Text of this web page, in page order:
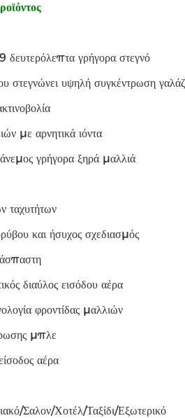
γρήγορα στεγνό
στεγνώνει υψηλή συγκέντρωση
με αρνητικά ιόντα
γρήγορα ξηρά μαλλιά
ταχυτήτων
και ήσυχος σχεδιασμός
διαύλος εισόδου αέρα
φροντίδας μαλλιών
μπλε
αέρα
Σαλον/Χοτέλ/Ταξίδι/Εξωτερικό